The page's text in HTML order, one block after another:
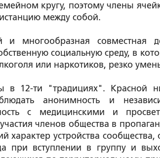
кругу, поэтому члены
между собой.
многообразная совместная
социальную среду, в
или наркотиков, резко
в 12-ти "традициях". Красной
анонимность и
с медицинскими и
членов общества в
устройства сообщества,
при вступлении в группу и